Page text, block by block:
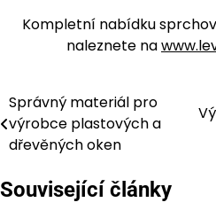
Kompletní nabídku
naleznete na
Navigace
pro
Správný materiál pro
výrobce plastových a
dřevěných oken
Související články